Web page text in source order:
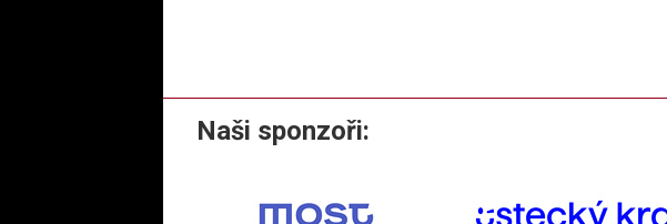
Naši sponzoři: